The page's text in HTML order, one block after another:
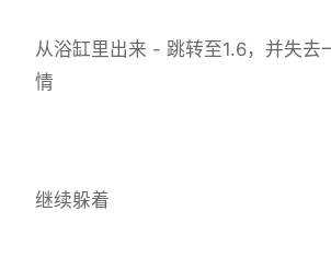
从浴缸里出来 - 跳转至1.6，并失去
情
继续躲着